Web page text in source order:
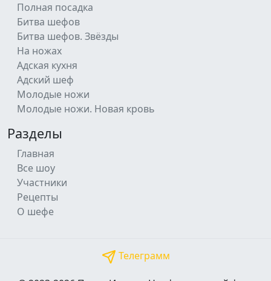
Полная посадка
Битва шефов
Битва шефов. Звёзды
На ножах
Адская кухня
Адский шеф
Молодые ножи
Молодые ножи. Новая кровь
Разделы
Главная
Все шоу
Участники
Рецепты
О шефе
Телеграмм